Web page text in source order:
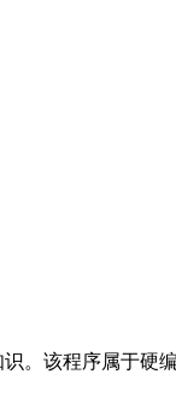
。该程序属于硬